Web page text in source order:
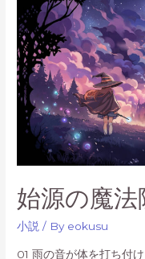
ス
タ
ー
ト!!
一
族
の
歴
史
始源の魔法
小説 / By eokusu
01 雨の音が体を打ち付